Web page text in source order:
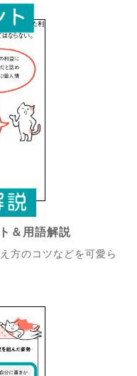
＆用語解説
方のコツなどを可愛ら